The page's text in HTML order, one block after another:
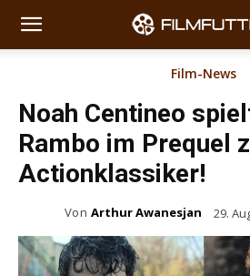
Film-News
Noah Centineo
Rambo im Prequel
Actionklassiker!
Von Arthur Awanesjan 29.